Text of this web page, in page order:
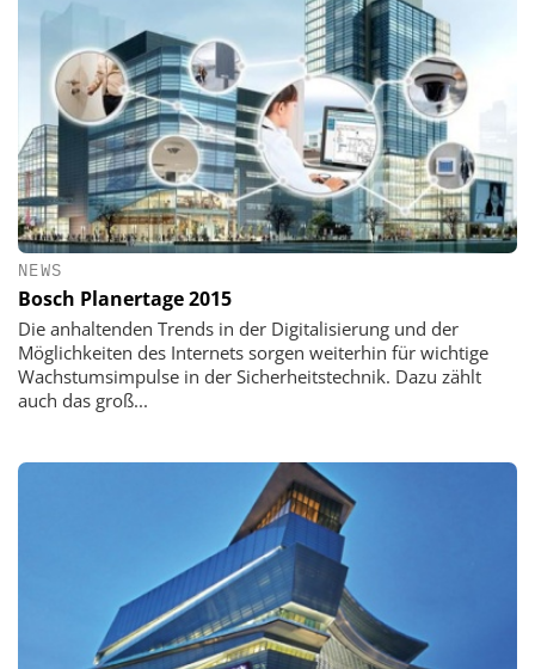
NEWS
Bosch Planertage 2015
Die anhaltenden Trends in der Digitalisierung und der
Möglichkeiten des Internets sorgen weiterhin für wichtige
Wachstumsimpulse in der Sicherheitstechnik. Dazu zählt
auch das groß...